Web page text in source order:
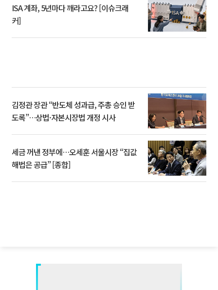
ISA 계좌, 5년마다 깨라고요? [이슈크래
커]
김정관 장관 “반도체 성과급, 주총 승인 받
도록”…상법·자본시장법 개정 시사
세금 꺼낸 정부에…오세훈 서울시장 “집값
해법은 공급” [종합]